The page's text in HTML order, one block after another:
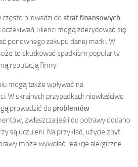
prowadzi do strat finansowych.
oczekiwań, klienci mogą zdecydować się
ponownego zakupu danej marki. W
to skutkować spadkiem popularity
reputacją firmy.
mogą także wpływać na
W skrajnych przypadkach niewłaściwe
prowadzić do problemów
zwłaszcza jeśli do potrawy dodano
są uczuleni. Na przykład, użycie zbyt
może wywołać reakcje alergiczne